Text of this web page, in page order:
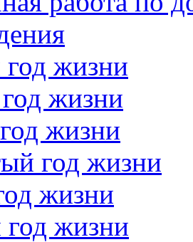
жизни
жизни
жизни
год жизни
жизни
жизни